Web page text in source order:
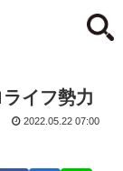
イフ勢力
2022.05.22 07:00